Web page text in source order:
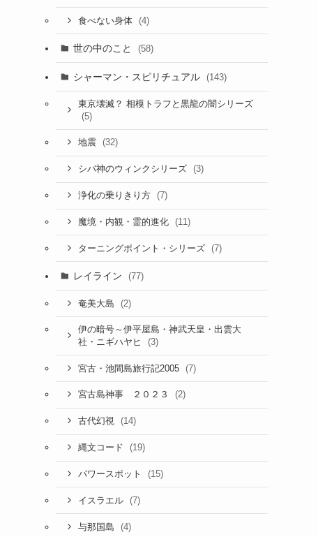
食べない身体 (4)
世の中のこと (58)
シャーマン・スピリチュアル (143)
東京壊滅？ 相模トラフと黒龍の闇シリーズ
(5)
地震 (32)
シバ神のウィンクシリーズ (3)
浄化の乗りきり方 (7)
魔境・内観・霊的進化 (11)
ターニングポイント・シリーズ (7)
レイライン (77)
奄美大島 (2)
伊の暗号～伊平屋島・神武天皇・出雲大
社・ニギハヤヒ
(3)
宮古・池間島旅行記2005 (7)
宮古島神事 ２０２３ (2)
古代幻視 (14)
縄文コード (19)
パワースポット (15)
イスラエル (7)
与那国島 (4)